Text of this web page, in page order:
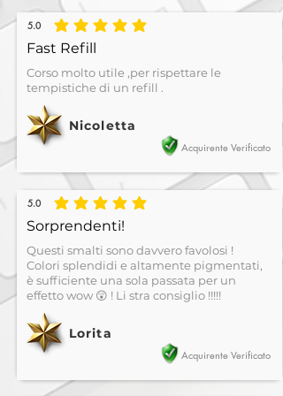
5.0
la valutazione media è 5 su 5
Fast Refill
Corso molto utile ,per rispettare le
tempistiche di un refill .
Nicoletta
Acquirente Verificato
5.0
la valutazione media è 5 su 5
Sorprendenti!
Questi smalti sono davvero favolosi !
Colori splendidi e altamente pigmentati,
è sufficiente una sola passata per un
effetto wow 😲 ! Li stra consiglio !!!!!
Lorita
Acquirente Verificato